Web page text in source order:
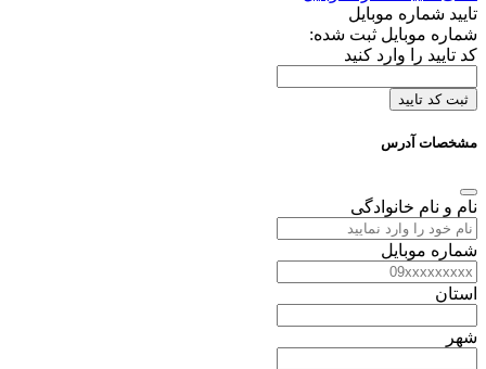
تایید شماره موبایل
شماره موبایل ثبت شده:
کد تایید را وارد کنید
ثبت کد تایید
مشخصات آدرس
نام و نام خانوادگی
شماره موبایل
استان
شهر